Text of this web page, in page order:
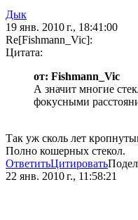
Дык
19 янв. 2010 г., 18:41:00
Re[Fishmann_Vic]:
Цитата:
от: Fishmann_Vic
А значит многие
фокусными
Так уж сколь лет
Полно кошерных стекол.
ОтветитьЦитировать
22 янв. 2010 г., 11:58:21